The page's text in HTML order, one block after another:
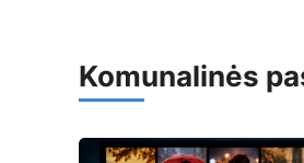
Komunalinės